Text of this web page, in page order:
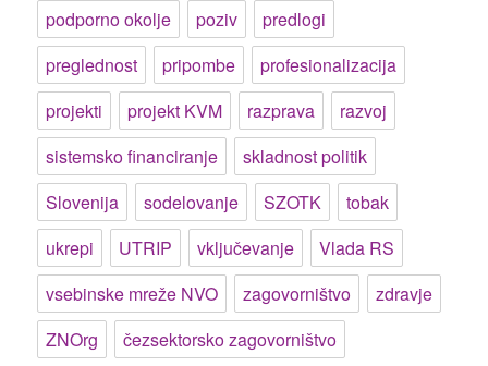
podporno okolje
poziv
predlogi
preglednost
pripombe
profesionalizacija
projekti
projekt KVM razprava
razvoj
sistemsko financiranje
skladnost politik
Slovenija
sodelovanje SZOTK
tobak
ukrepi
UTRIP vključevanje
Vlada RS
vsebinske mreže NVO
zagovorništvo
zdravje
ZNOrg
čezsektorsko zagovorništvo